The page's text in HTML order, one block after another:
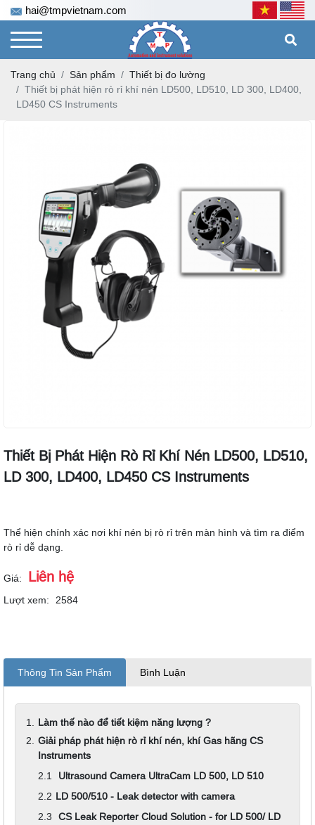
hai@tmpvietnam.com
Trang chủ Sản phẩm
Thiết bị đo lường
Thiết bị phát hiện rò rỉ khí nén LD500, LD510, LD 300, LD400,
LD450 CS Instruments
Thiết Bị Phát Hiện Rò Rỉ Khí Nén LD500, LD510,
LD 300, LD400, LD450 CS Instruments
Thể hiện chính xác nơi khí nén bị rò rỉ trên màn hình và tìm ra điểm
rò rỉ dễ dạng.
Giá: Liên hệ
Lượt xem: 2584
Thông Tin Sản Phẩm Bình Luận
Làm thế nào để tiết kiệm năng lượng ?
Giải pháp phát hiện rò rỉ khí nén, khí Gas hãng CS
Instruments
Ultrasound Camera UltraCam LD 500, LD 510
LD 500/510 - Leak detector with camera
CS Leak Reporter Cloud Solution - for LD 500/ LD